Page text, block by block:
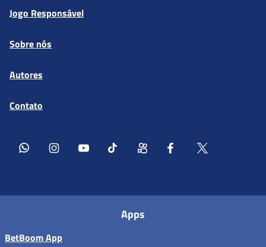
Jogo Responsável
Sobre nós
Autores
Contato
Apps
BetBoom App